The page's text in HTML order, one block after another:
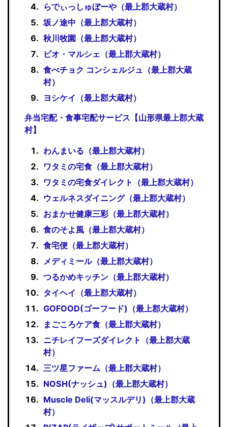
らでぃっしゅぼーや（最上郡大蔵村）
坂ノ途中（最上郡大蔵村）
秋川牧園（最上郡大蔵村）
ビオ・マルシェ（最上郡大蔵村）
食べチョク コンシェルジュ（最上郡大蔵
村）
ヨシケイ（最上郡大蔵村）
弁当宅配・食事宅配サービス【山形県最上郡大蔵
村】
わんまいる（最上郡大蔵村）
ワタミの宅食（最上郡大蔵村）
ワタミの宅食ダイレクト（最上郡大蔵村）
ウェルネスダイニング（最上郡大蔵村）
おまかせ健康三彩（最上郡大蔵村）
食のそよ風（最上郡大蔵村）
食宅便（最上郡大蔵村）
メディミール（最上郡大蔵村）
つるかめキッチン（最上郡大蔵村）
タイヘイ（最上郡大蔵村）
GOFOOD(ゴーフード)（最上郡大蔵村）
まごころケア食（最上郡大蔵村）
ニチレイフーズダイレクト（最上郡大蔵
村）
三ツ星ファーム（最上郡大蔵村）
NOSH(ナッシュ)（最上郡大蔵村）
Muscle Deli(マッスルデリ)（最上郡大蔵
村）